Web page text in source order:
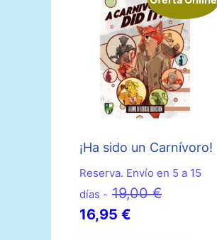
¡Ha sido un Carnívoro!
Reserva. Envío en 5 a 15
días - 19,00€El
16,95 €